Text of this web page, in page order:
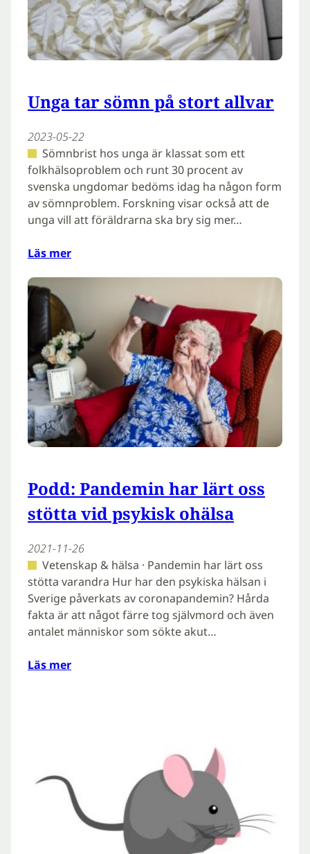
Unga tar sömn på stort allvar
2023-05-22
Sömnbrist hos unga är klassat som ett
folkhälsoproblem och runt 30 procent av
svenska ungdomar bedöms idag ha någon form
av sömnproblem. Forskning visar också att de
unga vill att föräldrarna ska bry sig mer…
Läs mer
Podd: Pandemin har lärt oss
stötta vid psykisk ohälsa
2021-11-26
Vetenskap & hälsa · Pandemin har lärt oss
stötta varandra Hur har den psykiska hälsan i
Sverige påverkats av coronapandemin? Hårda
fakta är att något färre tog självmord och även
antalet människor som sökte akut…
Läs mer